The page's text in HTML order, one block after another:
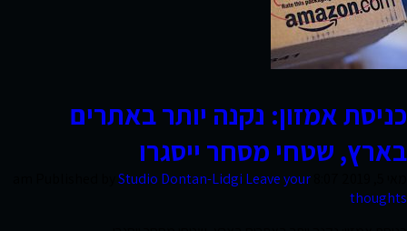
נדל״ן
מניב
קמעונאות
ומסחר
כניסת אמזון: נקנה יותר באתרים
בארץ, שטחי מסחר ייסגרו
Studio Dontan-Lidgi Leave your
thoughts